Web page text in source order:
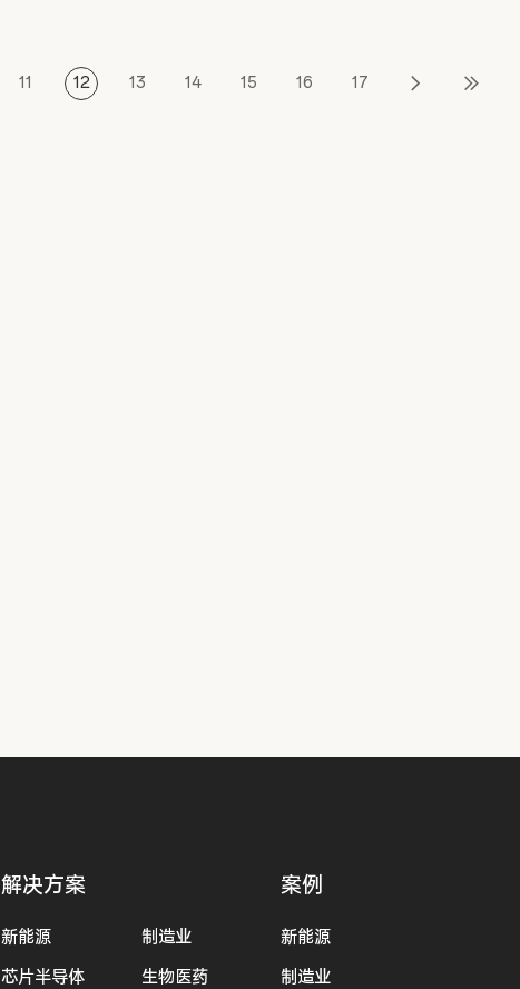
11 12 13 14 15 16 17
解决方案
新能源
制造业
芯片半导体
生物医药
案例
新能源
制造业